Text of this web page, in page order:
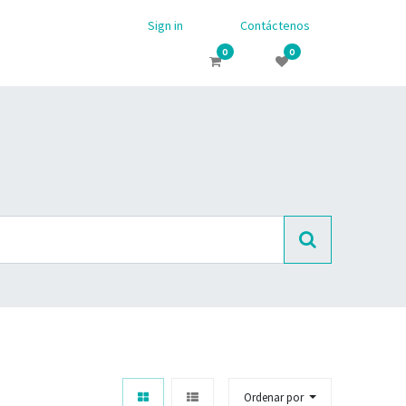
Sign in Contáctenos
0 0
Ordenar por